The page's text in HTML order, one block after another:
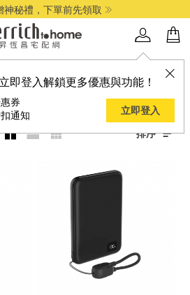
神秘禮，下單前先領取
即登入解鎖更多優惠與功能！
券
通知
立即登入
行動電源商品
16
排序